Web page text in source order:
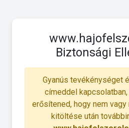
Biztonsági
Gyanús tevékénységet
címeddel
erősítened, hogy nem vagy
kitöltése után